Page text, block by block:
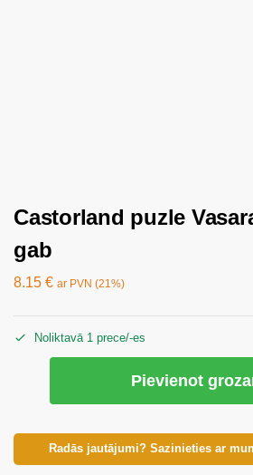
Castorland puzle
gab
8.15 € ar PVN (21%)
Noliktavā 1 prece/-es
Pievienot
Radās jautājumi? Sazinieties ar